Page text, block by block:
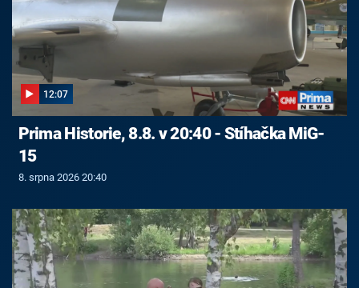
12:07
Prima Historie, 8.8. v 20:40 - Stíhačka MiG-
15
8. srpna 2026 20:40